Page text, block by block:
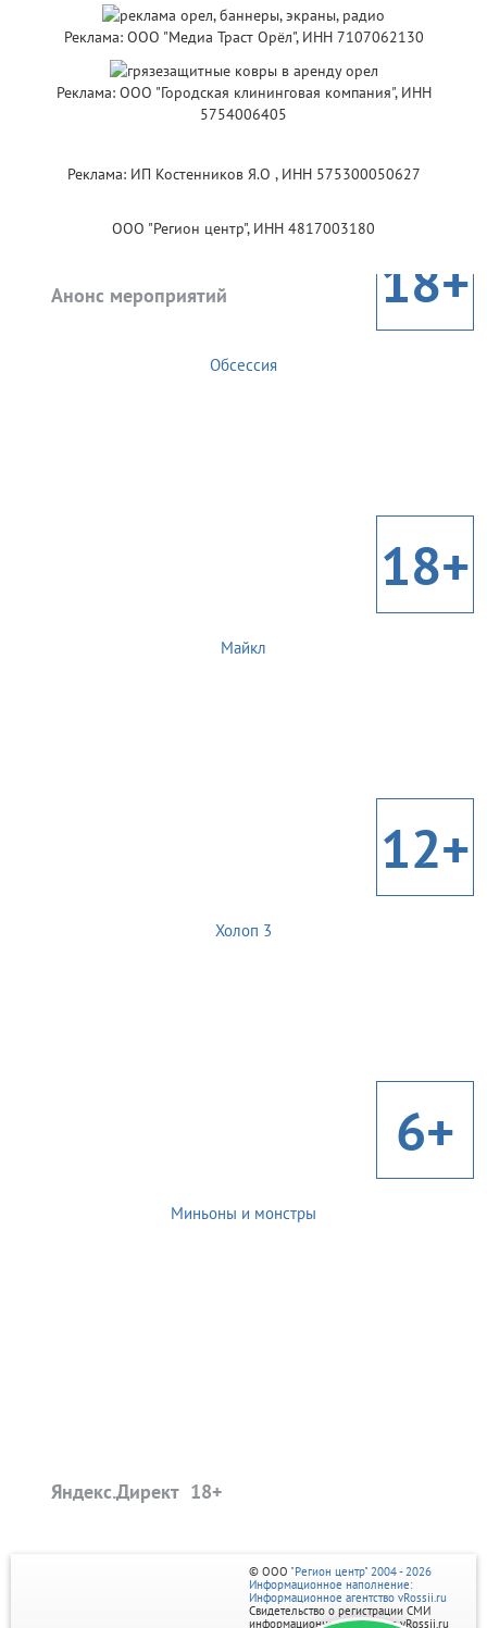
Реклама: ООО "Медиа Траст Орёл", ИНН 7107062130
Реклама: ООО "Городская клининговая компания", ИНН
5754006405
Реклама: ИП Костенников Я.О , ИНН 575300050627
ООО "Регион центр", ИНН 4817003180
Анонс мероприятий 18+
Обсессия
18+
Майкл
12+
Холоп 3
6+
Миньоны и монстры
Яндекс.Директ
© ООО "Регион центр" 2004 - 2026
Информационное наполнение:
Информационное агентство vRossii.ru
Свидетельство о регистрации СМИ
информационного агентства vRossii.ru